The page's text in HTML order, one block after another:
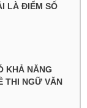
LÀ ĐIỂM SỐ
KHẢ NĂNG
THI NGỮ VĂN